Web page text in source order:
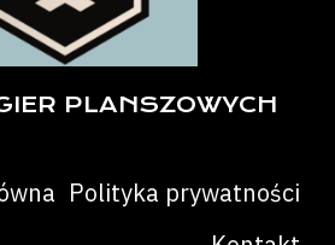
PLANSZOWYCH
Polityka prywatności